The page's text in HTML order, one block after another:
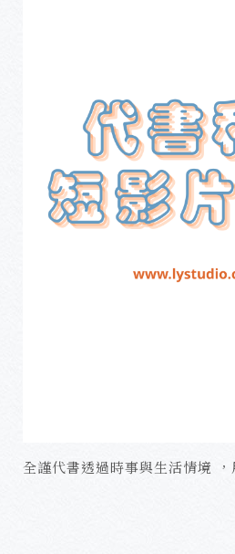
全謹代書透過時事與生活情境